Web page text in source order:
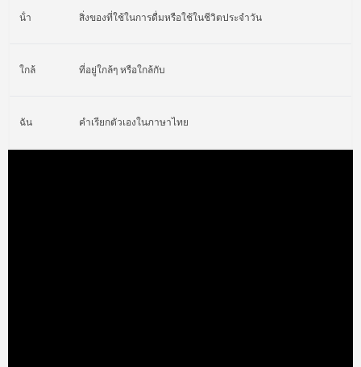
น้ํา สิ่งของที่ใช้ในการดื่มหรือใช้ในชีวิตประจำวัน
ใกล้ ที่อยู่ใกล้ๆ หรือใกล้กับ
ฉัน คำเรียกตัวเองในภาษาไทย